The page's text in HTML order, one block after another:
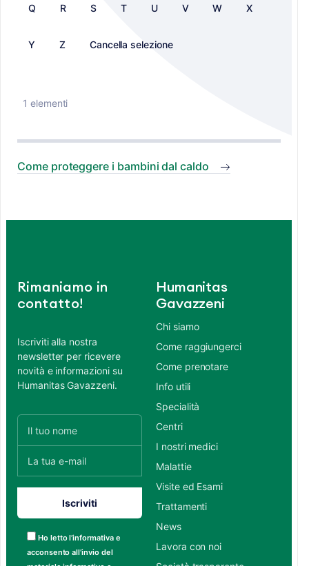
Q R S T U V W X
Y Z Cancella selezione
1 elementi
Come proteggere i bambini dal caldo
Rimaniamo in
contatto!
Iscriviti alla nostra
newsletter per ricevere
novità e informazioni su
Humanitas Gavazzeni.
Ho letto l’informativa e
acconsento all’invio del
Humanitas
Gavazzeni
Chi siamo
Come raggiungerci
Come prenotare
Info utili
Specialità
Centri
I nostri medici
Malattie
Visite ed Esami
Trattamenti
News
Lavora con noi